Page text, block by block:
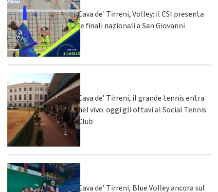
Cava de' Tirreni, Volley: il CSI presenta
le finali nazionali a San Giovanni
Cava de’ Tirreni, il grande tennis entra
nel vivo: oggi gli ottavi al Social Tennis
Club
Cava de’ Tirreni, Blue Volley ancora sul